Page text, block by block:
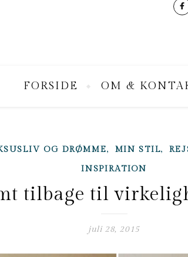
FORSIDE OM &
OG DRØMME, MIN STIL,
INSPIRATION
tilbage til
juli 28, 2015